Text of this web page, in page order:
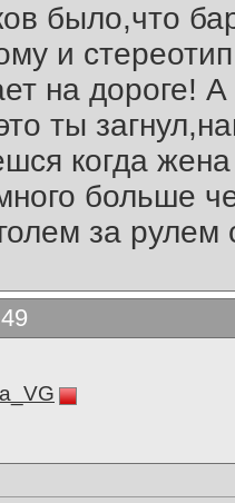
было,что
и
на дороге!
ты
когда
больше
за рулем